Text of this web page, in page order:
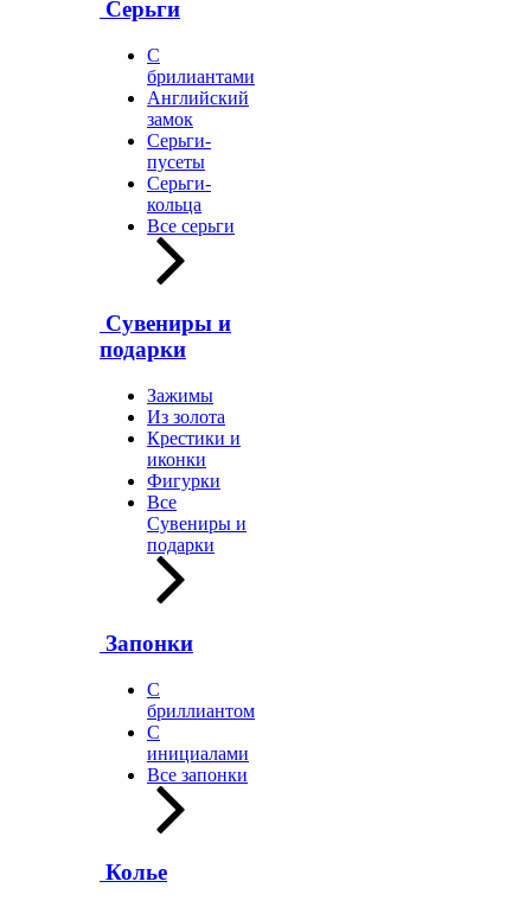
Серьги
С
брилиантами
Английский
замок
Серьги-
пусеты
Серьги-
кольца
Все серьги
Сувениры и
подарки
Зажимы
Из золота
Крестики и
иконки
Фигурки
Все
Сувениры и
подарки
Запонки
С
бриллиантом
С
инициалами
Все запонки
Колье